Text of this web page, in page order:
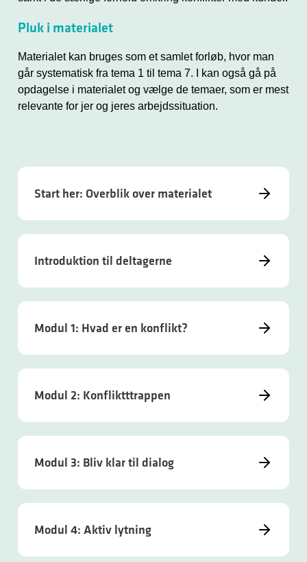
Pluk i materialet
Materialet kan bruges som et samlet forløb, hvor man
går systematisk fra tema 1 til tema 7. I kan også gå på
opdagelse i materialet og vælge de temaer, som er mest
relevante for jer og jeres arbejdssituation.
Start her: Overblik over materialet
Introduktion til deltagerne
Modul 1: Hvad er en konflikt?
Modul 2: Konfliktttrappen
Modul 3: Bliv klar til dialog
Modul 4: Aktiv lytning